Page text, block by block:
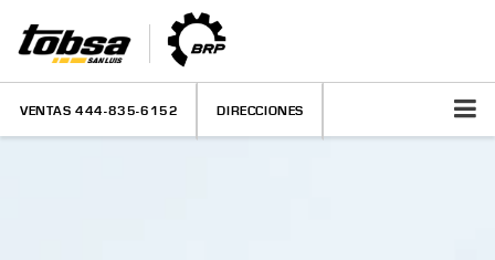
VENTAS 444-835-6152 DIRECCIONES